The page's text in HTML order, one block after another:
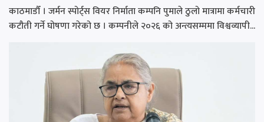
काठमाडौँ । जर्मन स्पोर्ट्स वियर निर्माता कम्पनि पुमाले ठुलो मात्रामा कर्मचारी
कटौती गर्ने घोषणा गरेको छ । कम्पनीले २०२६ को अन्त्यसम्ममा विश्वव्यापी...